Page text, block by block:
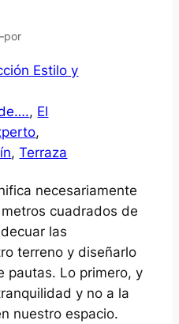
por
Estilo y
, El
, Terraza
necesariamente
cuadrados de
las
terreno y diseñarlo
pautas. Lo primero, y
y no a la
nuestro espacio.